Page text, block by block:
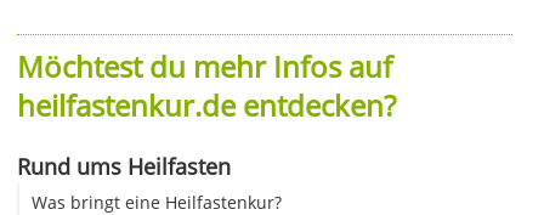
Möchtest du mehr Infos auf
heilfastenkur.de entdecken?
Rund ums Heilfasten
Was bringt eine Heilfastenkur?